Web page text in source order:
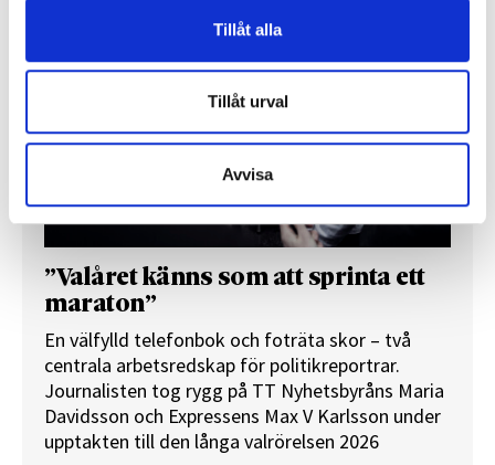
Tillåt alla
Tillåt urval
Avvisa
”Valåret känns som att sprinta ett
maraton”
En välfylld telefonbok och foträta skor – två
centrala arbetsredskap för politikreportrar.
Journalisten tog rygg på TT Nyhetsbyråns Maria
Davidsson och Expressens Max V Karlsson under
upptakten till den långa valrörelsen 2026